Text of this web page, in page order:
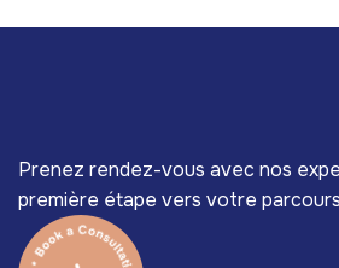
Prenez rendez-vous avec nos
première étape vers votre